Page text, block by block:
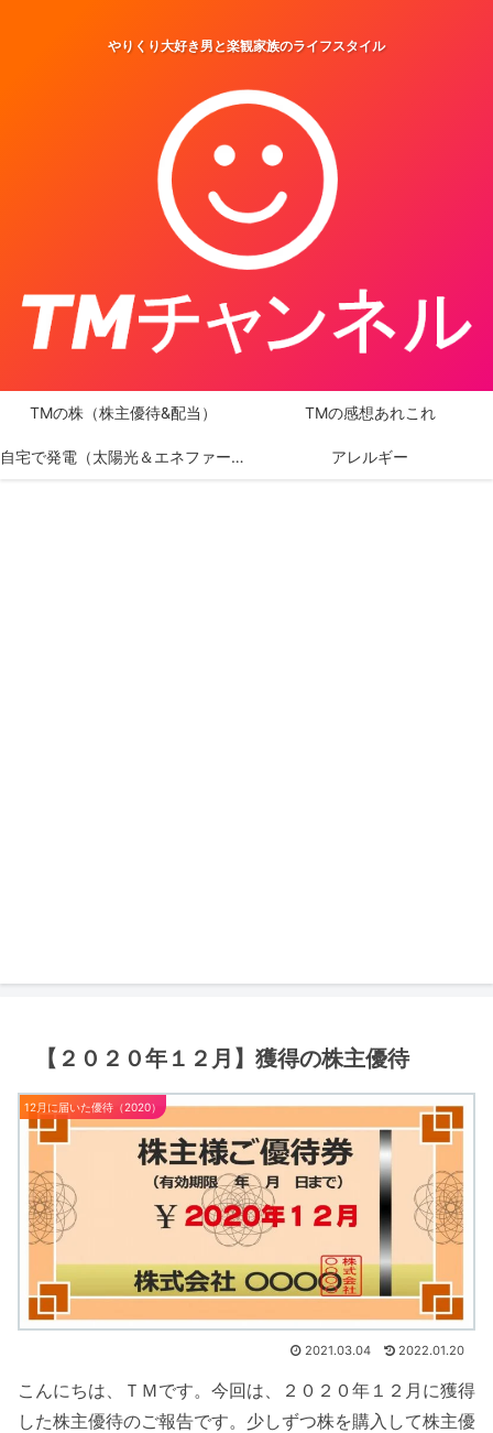
やりくり大好き男と楽観家族のライフスタイル
TMの株（株主優待&配当） TMの感想あれこれ
自宅で発電（太陽光＆エネファーム） アレルギー
【２０２０年１２月】獲得の株主優待
12月に届いた優待（2020）
2021.03.04 2022.01.20
こんにちは、ＴＭです。今回は、２０２０年１２月に獲得
した株主優待のご報告です。少しずつ株を購入して株主優